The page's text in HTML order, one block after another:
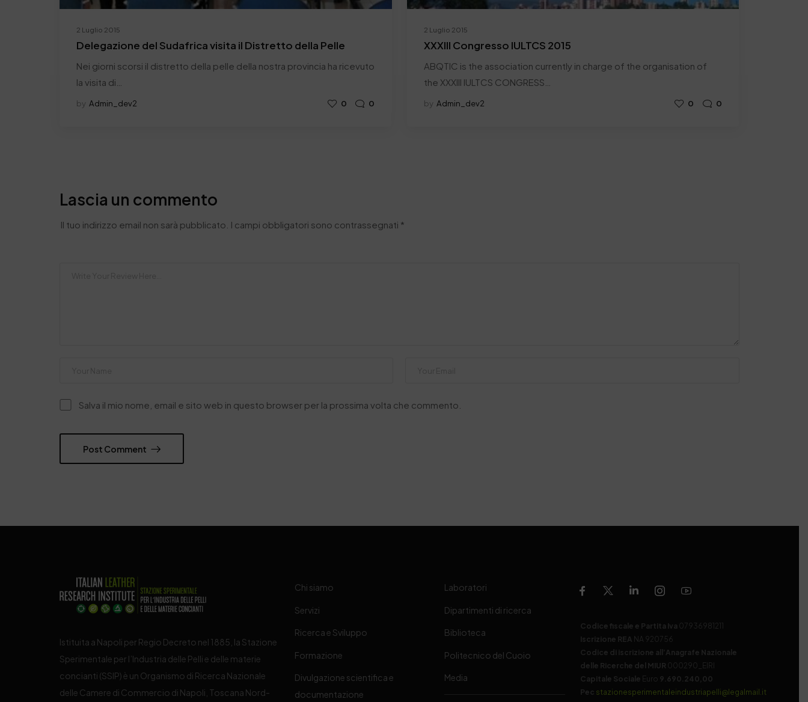
2 Luglio 2015
Delegazione del Sudafrica visita il Distretto della Pelle
Nei giorni scorsi il distretto della pelle della nostra provincia ha ricevuto
la visita di…
by Admin_dev2 0 0
2 Luglio 2015
XXXIII Congresso IULTCS 2015
ABQTIC is the association currently in charge of the organisation of
the XXXIII IULTCS CONGRESS…
by Admin_dev2 0 0
Lascia un commento
Il tuo indirizzo email non sarà pubblicato. I campi obbligatori sono contrassegnati *
Salva il mio nome, email e sito web in questo browser per la prossima volta che commento.
Post Comment
Istituita a Napoli per Regio Decreto nel 1885, la Stazione
Sperimentale per l’Industria delle Pelli e delle materie
concianti (SSIP) è un Organismo di Ricerca Nazionale
delle Camere di Commercio di Napoli, Toscana Nord-
Chi siamo
Servizi
Ricerca e Sviluppo
Formazione
Divulgazione scientifica e
documentazione
Laboratori
Dipartimenti di ricerca
Biblioteca
Politecnico del Cuoio
Media
Codice fiscale e Partita Iva 07936981211
Iscrizione REA NA 920756
Codice di iscrizione all’Anagrafe Nazionale
delle Ricerche del MIUR 000290_EIRI
Capitale Sociale Euro 9.690.240,00
Pec stazionesperimentaleindustriapelli@legalmail.it